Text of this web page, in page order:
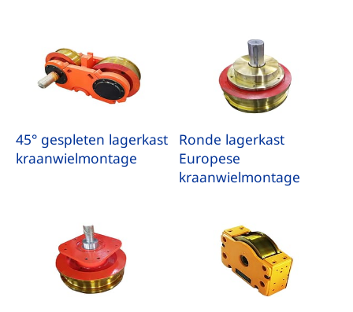
45° gespleten lagerkast
kraanwielmontage
Ronde lagerkast
Europese
kraanwielmontage